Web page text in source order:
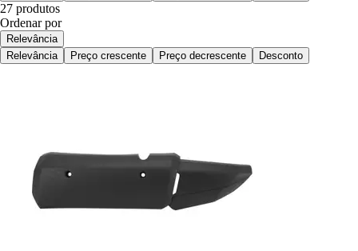
27 produtos
Ordenar por
Relevância
Relevância
Preço crescente Preço decrescente Desconto